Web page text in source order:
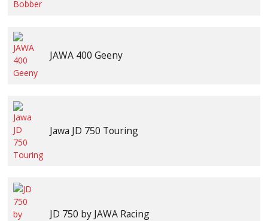
JAWA 400 Geeny
Jawa JD 750 Touring
JD 750 by JAWA Racing